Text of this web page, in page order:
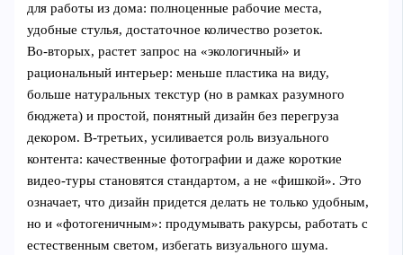
для работы из дома: полноценные рабочие места,
удобные стулья, достаточное количество розеток.
Во‑вторых, растет запрос на «экологичный» и
рациональный интерьер: меньше пластика на виду,
больше натуральных текстур (но в рамках разумного
бюджета) и простой, понятный дизайн без перегруза
декором. В‑третьих, усиливается роль визуального
контента: качественные фотографии и даже короткие
видео‑туры становятся стандартом, а не «фишкой». Это
означает, что дизайн придется делать не только удобным,
но и «фотогеничным»: продумывать ракурсы, работать с
естественным светом, избегать визуального шума.